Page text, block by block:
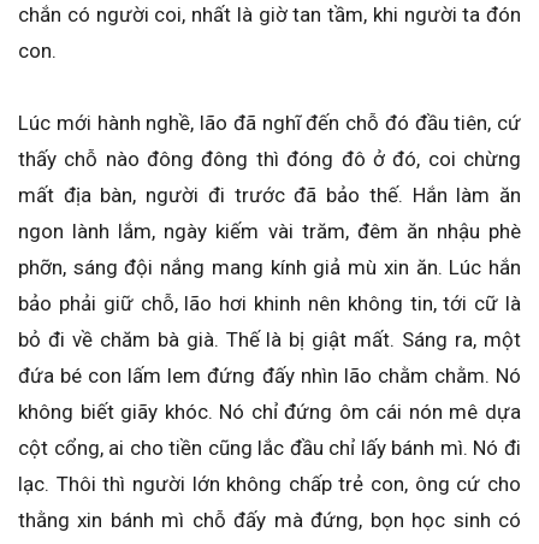
chắn có người coi, nhất là giờ tan tầm, khi người ta đón
con.
Lúc mới hành nghề, lão đã nghĩ đến chỗ đó đầu tiên, cứ
thấy chỗ nào đông đông thì đóng đô ở đó, coi chừng
mất địa bàn, người đi trước đã bảo thế. Hắn làm ăn
ngon lành lắm, ngày kiếm vài trăm, đêm ăn nhậu phè
phỡn, sáng đội nắng mang kính giả mù xin ăn. Lúc hắn
bảo phải giữ chỗ, lão hơi khinh nên không tin, tới cữ là
bỏ đi về chăm bà già. Thế là bị giật mất. Sáng ra, một
đứa bé con lấm lem đứng đấy nhìn lão chằm chằm. Nó
không biết giãy khóc. Nó chỉ đứng ôm cái nón mê dựa
cột cổng, ai cho tiền cũng lắc đầu chỉ lấy bánh mì. Nó đi
lạc. Thôi thì người lớn không chấp trẻ con, ông cứ cho
thằng xin bánh mì chỗ đấy mà đứng, bọn học sinh có